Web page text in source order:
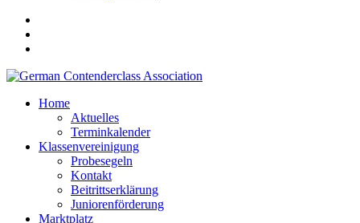
Home
Aktuelles
Terminkalender
Klassenvereinigung
Probesegeln
Kontakt
Beitrittserklärung
Juniorenförderung
Marktplatz